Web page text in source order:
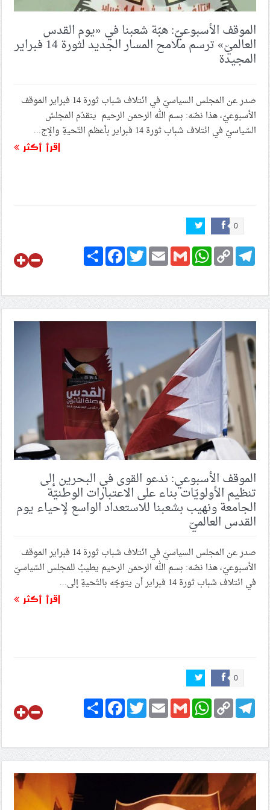
الموقف الأسبوعيّ: هبّة شعبنا في «يوم القدس
العالميّ» ترسم ملامح المسار الجديد لثورة 14 فبراير
المجيدة
صدر عن المجلس السياسيّ في ائتلاف شباب ثورة 14 فبراير الموقف
الأسبوعيّ، هذا نصّه: بسم الله الرحمن الرحيم يتقدّم المجلسُ
السّياسيّ في ائتلاف شباب ثورة 14 فبراير بأعظم التّحيةِ والإج...
اقرأ أكثر
0
ShareFacebookTwitterEmailGmail
WhatsApp Copy
Link
Telegram
الموقف الأسبوعي: ندعو القوى في البحرين إلى
تنظيم الأولويّات بناء على الاعتبارات الوطنيّة
الجامعة ونهيب بشعبنا للاستعداد الواسع لإحياء يوم
القدس العالميّ
صدر عن المجلس السياسيّ في ائتلاف شباب ثورة 14 فبراير الموقف
الأسبوعيّ، هذا نصّه: بسم الله الرحمن الرحيم يطيبُ للمجلس السّياسيّ
في ائتلاف شباب ثورة 14 فبراير أن يتوجّه بالتّحيةِ إلى...
اقرأ أكثر
0
ShareFacebookTwitterEmailGmail
WhatsApp Copy
Link
Telegram